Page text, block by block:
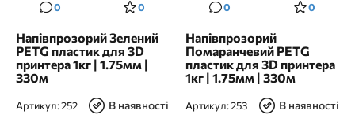
0 0
Напівпрозорий Зелений
PETG пластик для 3D
принтера 1кг | 1.75мм |
330м
Артикул:252 В наявності
0 0
Напівпрозорий
Помаранчевий PETG
пластик для 3D принтера
1кг | 1.75мм | 330м
Артикул:253 В наявності